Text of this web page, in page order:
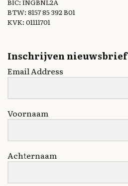
BTW: 8157 85 392 B01
KVK: 01111701
Inschrijven nieuwsbrief
Email Address
Voornaam
Achternaam